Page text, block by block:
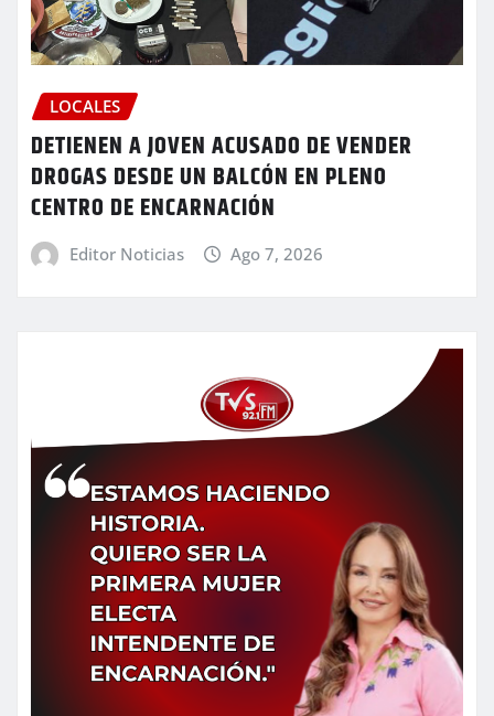
LOCALES
DETIENEN A JOVEN ACUSADO DE VENDER
DROGAS DESDE UN BALCÓN EN PLENO
CENTRO DE ENCARNACIÓN
Editor Noticias Ago 7, 2026